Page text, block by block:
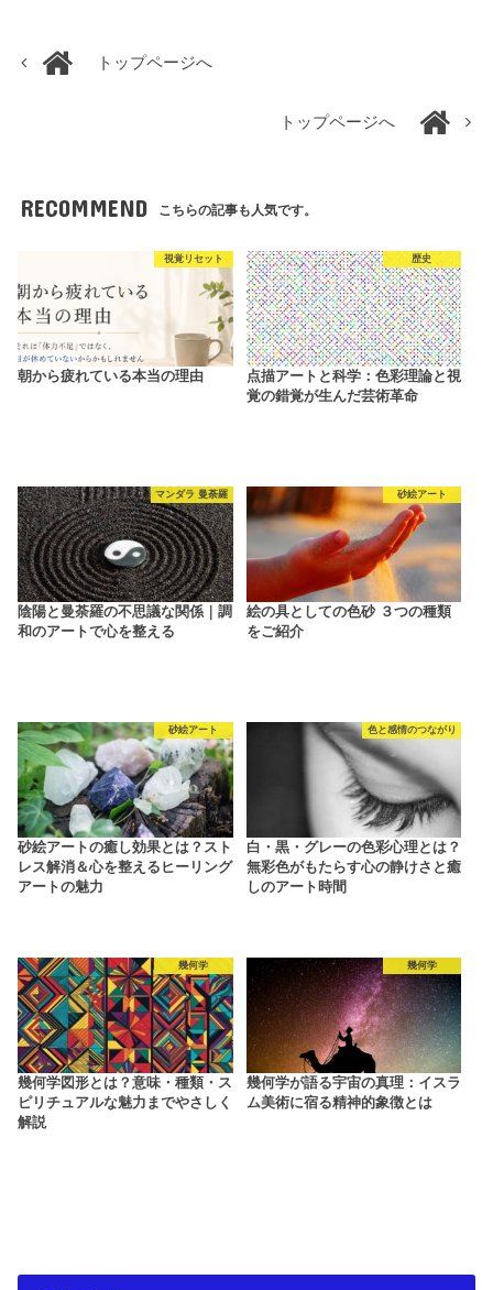
トップページへ
トップページへ
RECOMMEND こちらの記事も人気です。
視覚リセット
朝から疲れている本当の理由
歴史
点描アートと科学：色彩理論と視
覚の錯覚が生んだ芸術革命
マンダラ 曼荼羅
陰陽と曼荼羅の不思議な関係｜調
和のアートで心を整える
砂絵アート
絵の具としての色砂 ３つの種類
をご紹介
砂絵アート
砂絵アートの癒し効果とは？スト
レス解消＆心を整えるヒーリング
アートの魅力
色と感情のつながり
白・黒・グレーの色彩心理とは？
無彩色がもたらす心の静けさと癒
しのアート時間
幾何学
幾何学図形とは？意味・種類・ス
ピリチュアルな魅力までやさしく
解説
幾何学
幾何学が語る宇宙の真理：イスラ
ム美術に宿る精神的象徴とは